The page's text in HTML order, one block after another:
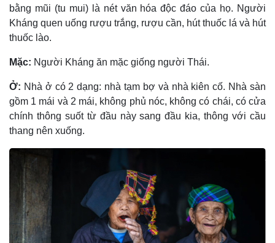
bằng mũi (tu mui) là nét văn hóa độc đáo của họ. Người
Kháng quen uống rượu trắng, rượu cần, hút thuốc lá và hút
thuốc lào.
Mặc: Người Kháng ăn mặc giống người Thái.
Ở: Nhà ở có 2 dạng: nhà tạm bợ và nhà kiên cố. Nhà sàn
gồm 1 mái và 2 mái, không phủ nóc, không có chái, có cửa
chính thông suốt từ đầu này sang đầu kia, thông với cầu
thang nên xuống.